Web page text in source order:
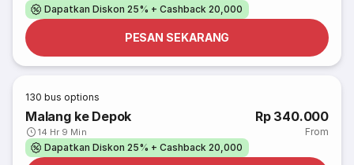
Dapatkan Diskon 25% + Cashback 20,000
PESAN SEKARANG
130 bus options
Malang ke Depok
14 Hr 9 Min
Rp 340.000
From
Dapatkan Diskon 25% + Cashback 20,000